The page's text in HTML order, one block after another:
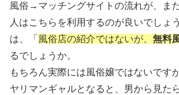
風俗→マッチングサイトの流れが、ま
人はこちらを利用するのが良いでしょ
は、「 風俗店の紹介ではないが、 無料
るでしょうか。
もちろん実際には風俗嬢ではないです
ヤリマンギャルとなると、男から見た